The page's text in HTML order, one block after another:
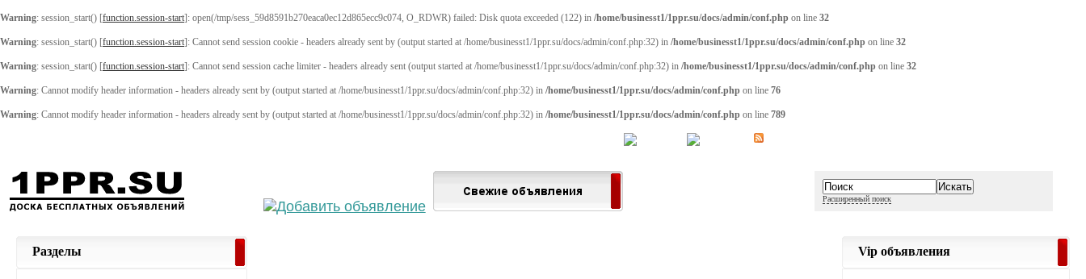
Warning: session_start() [function.session-start]: open(/tmp/sess_59d8591b270eaca0ec12d865ecc9c074, O_RDWR) failed: Disk quota exceeded (122) in /home/businesst1/1ppr.su/docs/admin/conf.php on line 32
Warning: session_start() [function.session-start]: Cannot send session cookie - headers already sent by (output started at /home/businesst1/1ppr.su/docs/admin/conf.php:32) in /home/businesst1/1ppr.su/docs/admin/conf.php on line 32
Warning: session_start() [function.session-start]: Cannot send session cache limiter - headers already sent (output started at /home/businesst1/1ppr.su/docs/admin/conf.php:32) in /home/businesst1/1ppr.su/docs/admin/conf.php on line 32
Warning: Cannot modify header information - headers already sent by (output started at /home/businesst1/1ppr.su/docs/admin/conf.php:32) in /home/businesst1/1ppr.su/docs/admin/conf.php on line 76
Warning: Cannot modify header information - headers already sent by (output started at /home/businesst1/1ppr.su/docs/admin/conf.php:32) in /home/businesst1/1ppr.su/docs/admin/conf.php on line 789
Расширенный поиск
Разделы Vip объявления